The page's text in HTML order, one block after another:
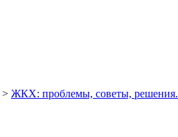
> ЖКХ: проблемы, советы, решения.